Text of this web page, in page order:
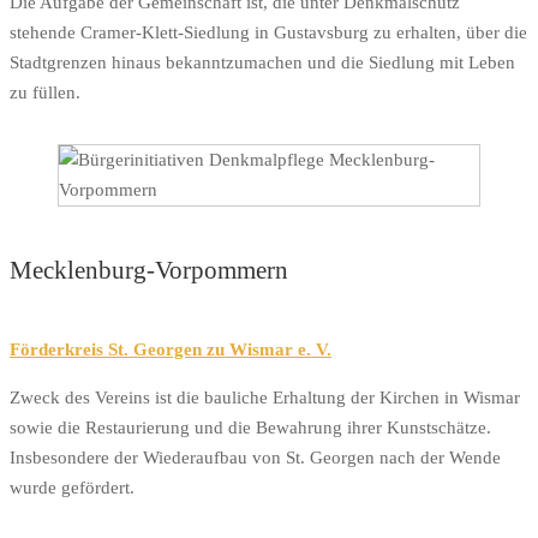
stehende Cramer-Klett-Siedlung in Gustavsburg zu erhalten, über die
Stadtgrenzen hinaus bekanntzumachen und die Siedlung mit Leben
zu füllen.
Mecklenburg-Vorpommern
Förderkreis St. Georgen zu Wismar e. V.
Zweck des Vereins ist die bauliche Erhaltung der Kirchen in Wismar
sowie die Restaurierung und die Bewahrung ihrer Kunstschätze.
Insbesondere der Wiederaufbau von St. Georgen nach der Wende
wurde gefördert.